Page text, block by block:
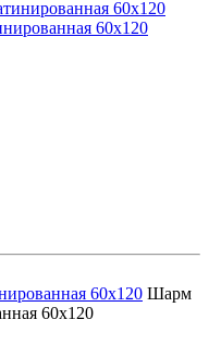
60x120
60x120 Шарм
60x120